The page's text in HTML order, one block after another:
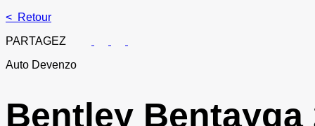
< Retour
PARTAGEZ
Auto Devenzo
Bentley Bentayga